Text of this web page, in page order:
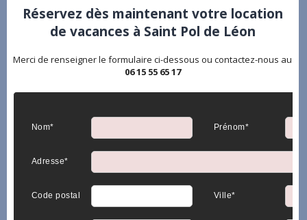
Réservez dès maintenant votre location
de vacances à Saint Pol de Léon
Merci de renseigner le formulaire ci-dessous ou contactez-nous au
06 15 55 65 17
Nom* Prénom*
Adresse*
Code postal Ville*